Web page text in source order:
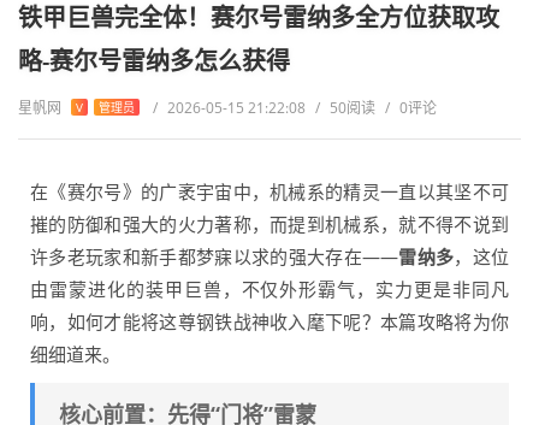
铁甲巨兽完全体！赛尔号雷纳多全方位获取攻
略-赛尔号雷纳多怎么获得
星帆网 V 管理员 / 2026-05-15 21:22:08 / 50阅读 / 0评论
在《赛尔号》的广袤宇宙中，机械系的精灵一直以其坚不可
摧的防御和强大的火力著称，而提到机械系，就不得不说到
许多老玩家和新手都梦寐以求的强大存在——雷纳多，这位
由雷蒙进化的装甲巨兽，不仅外形霸气，实力更是非同凡
响，如何才能将这尊钢铁战神收入麾下呢？本篇攻略将为你
细细道来。
核心前置：先得“门将”雷蒙